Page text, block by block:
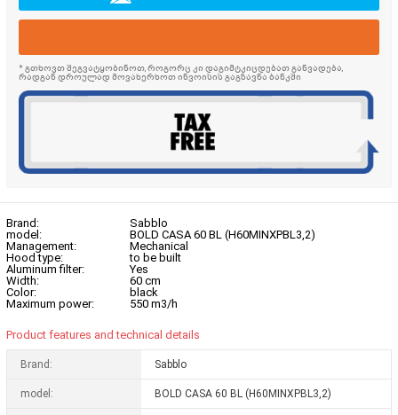
* გთხოვთ შეგვატყობინოთ, როგორც კი დაგიმტკიცდებათ განვადება,
რადგან დროულად მოვახერხოთ ინვოისის გაგზავნა ბანკში
Brand:
Sabblo
model:
BOLD CASA 60 BL (H60MINXPBL3,2)
Management:
Mechanical
Hood type:
to be built
Aluminum filter:
Yes
Width:
60 cm
Color:
black
Maximum power:
550 m3/h
Product features and technical details
Brand: Sabblo
model: BOLD CASA 60 BL (H60MINXPBL3,2)